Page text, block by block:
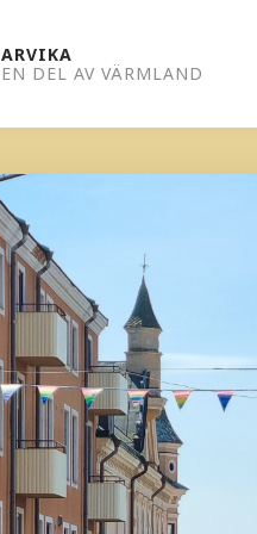
ARVIKA
EN DEL AV VÄRMLAND